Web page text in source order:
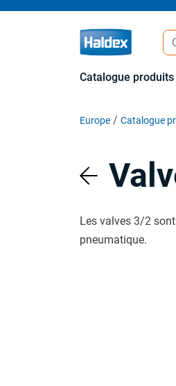
Catalogue produits
Europe Catalogue
Les valves 3/2
pneumatique.